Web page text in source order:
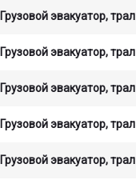
Грузовой эвакуатор, трал
Грузовой эвакуатор, трал
Грузовой эвакуатор, трал
Грузовой эвакуатор, трал
Грузовой эвакуатор, трал